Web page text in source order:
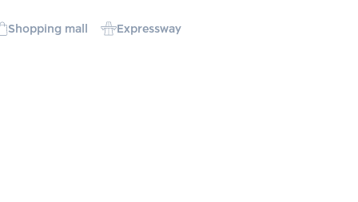
Shopping mall Expressway